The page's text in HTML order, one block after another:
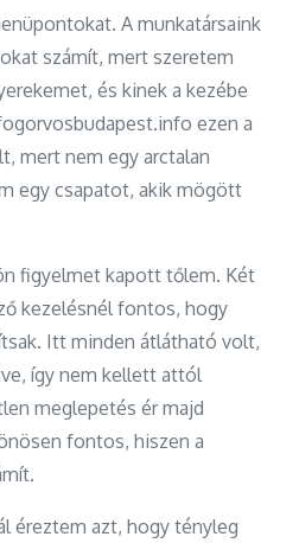
A munkatársaink
számít, mert szeretem
és kinek a kezébe
ezen a
mert nem egy arctalan
egy csapatot, akik mögött
figyelmet kapott tőlem. Két
kezelésnél fontos, hogy
Itt minden átlátható volt,
így nem kellett attól
meglepetés ér majd
fontos, hiszen a
éreztem azt, hogy tényleg